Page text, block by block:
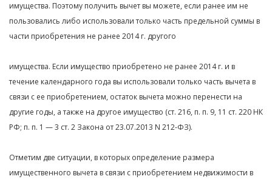
имущества. Поэтому получить вычет вы можете, если ранее им не
пользовались либо использовали только часть предельной суммы в
части приобретения не ранее 2014 г. другого
имущества. Если имущество приобретено не ранее 2014 г. и в
течение календарного года вы использовали только часть вычета в
связи с ее приобретением, остаток вычета можно перенести на
другие годы, а также на другое имущество (ст. 216, п. п. 9, 11 ст. 220 НК
РФ; п. п. 1 — 3 ст. 2 Закона от 23.07.2013 N 212-ФЗ).
Отметим две ситуации, в которых определение размера
имущественного вычета в связи с приобретением недвижимости в